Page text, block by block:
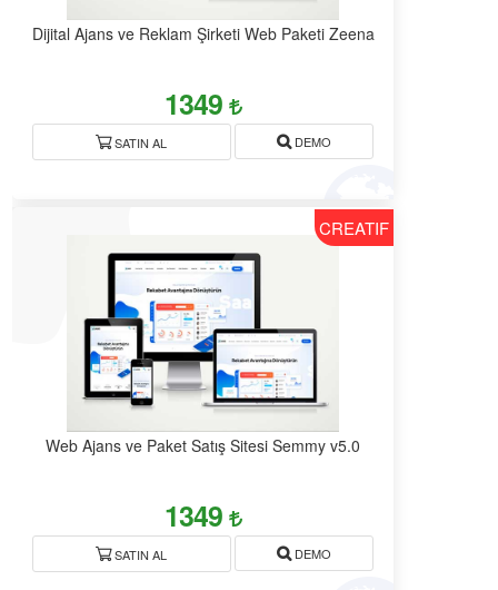
Dijital Ajans ve Reklam Şirketi Web Paketi Zeena
1349
SATIN AL DEMO
CREATIF
Web Ajans ve Paket Satış Sitesi Semmy v5.0
1349
SATIN AL DEMO